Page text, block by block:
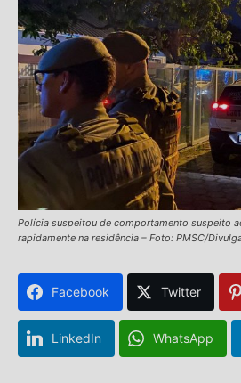
Polícia suspeitou de comportamento suspeito
rapidamente na residência – Foto: PMSC/
Facebook Twitter
LinkedIn WhatsApp